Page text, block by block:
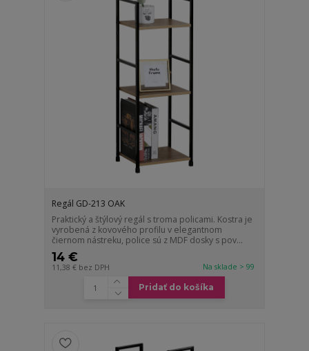
Regál GD-213 OAK
Praktický a štýlový regál s troma policami. Kostra je
vyrobená z kovového profilu v elegantnom
čiernom nástreku, police sú z MDF dosky s pov...
14 €
11,38 € bez DPH Na sklade > 99
Pridať do košíka